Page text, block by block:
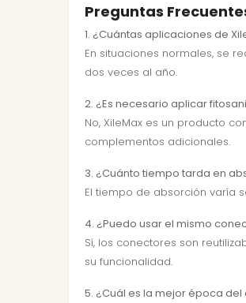
Preguntas
1. ¿Cuántas aplicaciones de
En situaciones normales, se
dos veces al año.
2. ¿Es necesario aplicar
No, XileMax es un producto
complementos adicionales.
3. ¿Cuánto tiempo tarda en
El tiempo de absorción varía
4. ¿Puedo usar el mismo
Sí, los conectores son
su funcionalidad.
5. ¿Cuál es la mejor época